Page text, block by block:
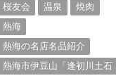
桜友会
温泉
焼肉
熱海
熱海の名店名品紹介
熱海市伊豆山「逢初川土石